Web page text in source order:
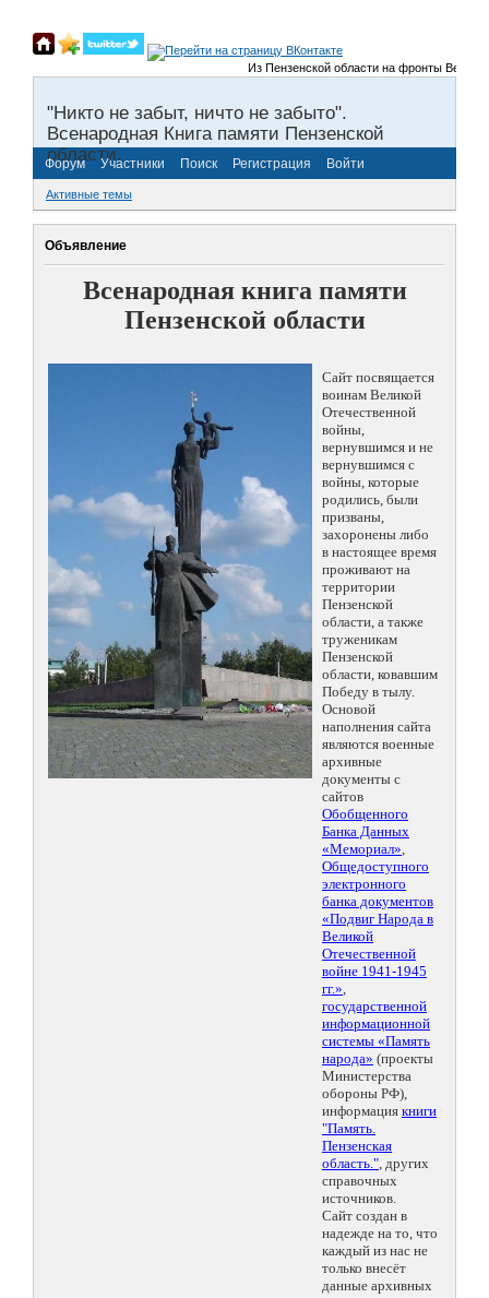
Из Пензенской области на фронты Великой
"Никто не забыт, ничто не забыто".
Всенародная Книга памяти Пензенской
области.
Форум Участники Поиск Регистрация Войти
Активные темы
Объявление
Всенародная книга памяти
Пензенской области
Сайт посвящается
воинам Великой
Отечественной
войны,
вернувшимся и не
вернувшимся с
войны, которые
родились, были
призваны,
захоронены либо
в настоящее время
проживают на
территории
Пензенской
области, а также
труженикам
Пензенской
области, ковавшим
Победу в тылу.
Основой
наполнения сайта
являются военные
архивные
документы с
сайтов
Обобщенного
Банка Данных
«Мемориал»,
Общедоступного
электронного
банка документов
«Подвиг Народа в
Великой
Отечественной
войне 1941-1945
гг.»,
государственной
информационной
системы «Память
народа» (проекты
Министерства
обороны РФ),
информация книги
"Память.
Пензенская
область.", других
справочных
источников.
Сайт создан в
надежде на то, что
каждый из нас не
только внесёт
данные архивных